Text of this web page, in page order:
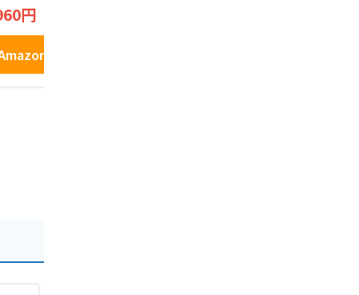
円
で見る